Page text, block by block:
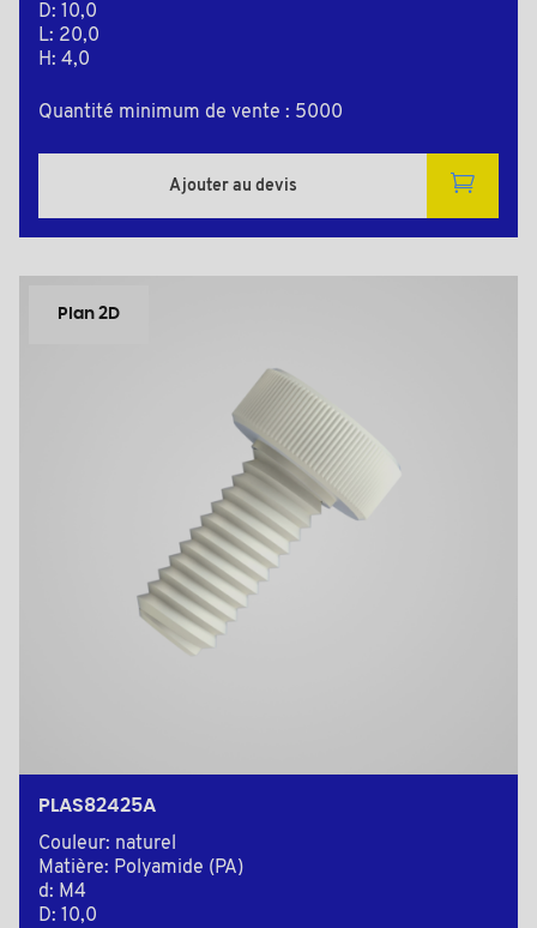
D: 10,0
L: 20,0
H: 4,0
Quantité minimum de vente : 5000
Ajouter au devis
Plan 2D
PLAS82425A
Couleur: naturel
Matière: Polyamide (PA)
d: M4
D: 10,0